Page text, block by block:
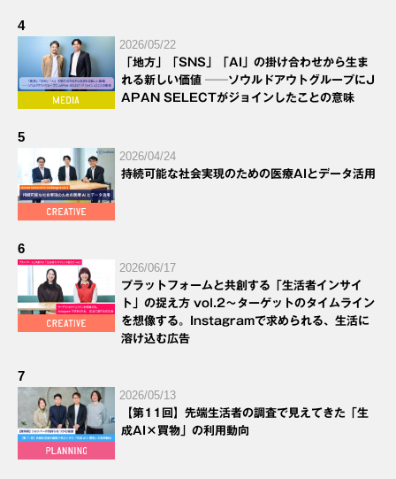
4
2026/05/22
「地方」「SNS」「AI」の掛け合わせから生ま
れる新しい価値 ──ソウルドアウトグループにJ
APAN SELECTがジョインしたことの意味
5
2026/04/24
持続可能な社会実現のための医療AIとデータ活用
6
2026/06/17
プラットフォームと共創する「生活者インサイ
ト」の捉え方 vol.2～ターゲットのタイムライン
を想像する。Instagramで求められる、生活に
溶け込む広告
7
2026/05/13
【第11回】先端生活者の調査で見えてきた「生
成AI×買物」の利用動向